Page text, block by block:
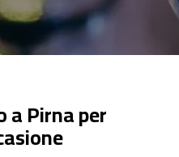
a Pirna per